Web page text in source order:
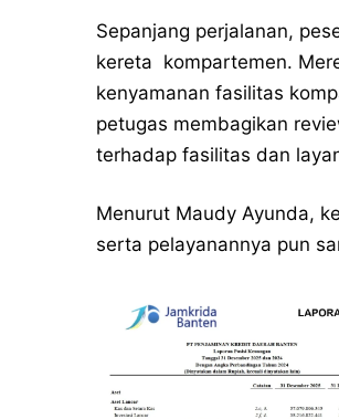
Sepanjang perjalanan,
kereta kompartemen.
kenyamanan fasilitas
petugas membagikan
terhadap fasilitas dan
Menurut Maudy Ayunda,
serta pelayanannya pun